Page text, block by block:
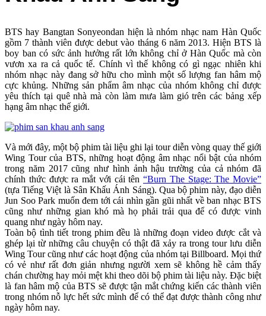
BTS hay Bangtan Sonyeondan hiện là nhóm nhạc nam Hàn Quốc
gồm 7 thành viên được debut vào tháng 6 năm 2013. Hiện BTS là
boy ban có sức ảnh hưởng rất lớn không chỉ ở Hàn Quốc mà còn
vươn xa ra cả quốc tế. Chính vì thế không có gì ngạc nhiên khi
nhóm nhạc này đang sở hữu cho mình một số lượng fan hâm mộ
cực khủng. Những sản phẩm âm nhạc của nhóm không chỉ được
yêu thích tại quê nhà mà còn làm mưa làm gió trên các bảng xếp
hạng âm nhạc thế giới.
Và mới đây, một bộ phim tài liệu ghi lại tour diễn vòng quay thế giới
Wing Tour của BTS, những hoạt động âm nhạc nổi bật của nhóm
trong năm 2017 cũng như hình ảnh hậu trường của cả nhóm đã
chính thức được ra mắt với cái tên “Burn The Stage: The Movie”
(tựa Tiếng Việt là Sân Khấu Ánh Sáng). Qua bộ phim này, đạo diễn
Jun Soo Park muốn đem tới cái nhìn gần gũi nhất về ban nhạc BTS
cũng như những gian khó mà họ phải trải qua để có được vinh
quang như ngày hôm nay.
Toàn bộ tình tiết trong phim đều là những đoạn video được cắt và
ghép lại từ những câu chuyện có thật đã xảy ra trong tour lưu diễn
Wing Tour cũng như các hoạt động của nhóm tại Billboard. Mọi thứ
có vẻ như rất đơn giản nhưng người xem sẽ không hề cảm thấy
chán chường hay mỏi mệt khi theo dõi bộ phim tài liệu này. Đặc biệt
là fan hâm mộ của BTS sẽ được tận mắt chứng kiến các thành viên
trong nhóm nỗ lực hết sức mình để có thể đạt được thành công như
ngày hôm nay.